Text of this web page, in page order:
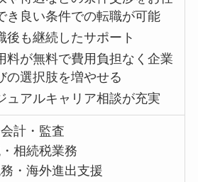
き良い条件での転職が可能
後も継続したサポート
料が無料で費用負担なく企業
の選択肢を増やせる
ュアルキャリア相談が充実
計・監査
相続税業務
・海外進出支援